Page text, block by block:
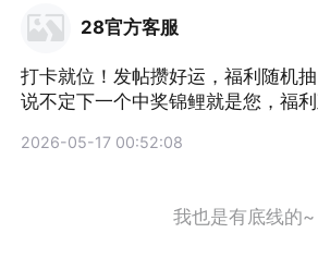
28官方客服
打卡就位！发帖攒好运，福利随机
说不定下一个中奖锦鲤就是您，福
2026-05-17 00:52:08
我也是有底线的~